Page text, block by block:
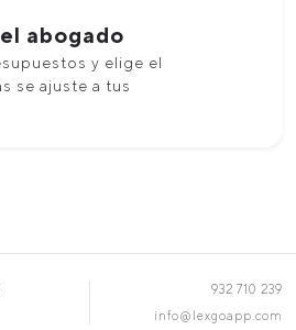
abogado
y elige el
se ajuste a tus
932 710 239
info@lexgoapp.com